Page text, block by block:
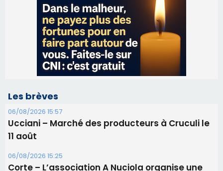
Les brèves
06/08/2026 15:57
Ucciani – Marché des producteurs à Cruculi le
11 août
06/08/2026 15:25
Corte – L’association A Nuciola organise une